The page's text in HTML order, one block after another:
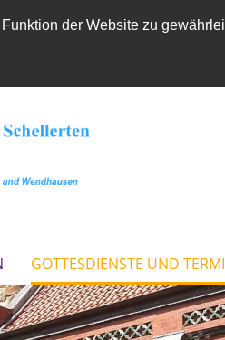
der Website zu
GOTTESDIENSTE UND